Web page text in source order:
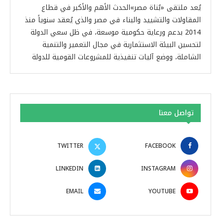
يُعد ملتقى «بُناة مصر»الحدث الأهم والأكبر في قطاع
المقاولات والتشييد والبناء في مصر والذي يُعقد سنوياً منذ
2014 بدعم ورعاية حكومية موسعة، في ظل سعي الدولة
لتحسين البيئة الاستثمارية في مجال التعمير والتنمية
الشاملة، ووضع آليات تنفيذية للمشروعات القومية للدولة
تواصل معنا
FACEBOOK
TWITTER
INSTAGRAM
LINKEDIN
YOUTUBE
EMAIL